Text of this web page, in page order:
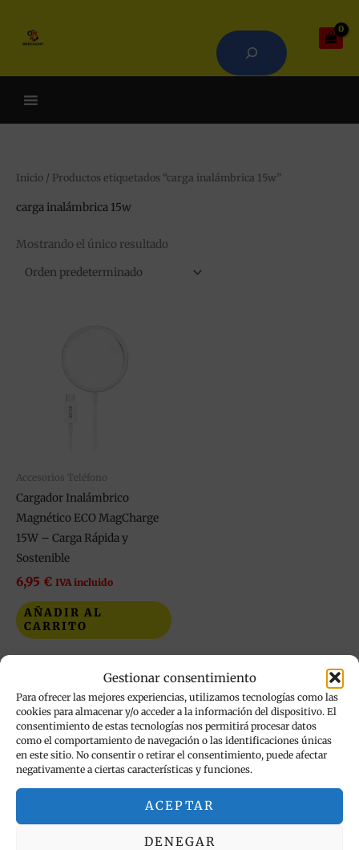
Gestionar consentimiento
Para ofrecer las mejores experiencias, utilizamos tecnologías como las
cookies para almacenar y/o acceder a la información del dispositivo. El
consentimiento de estas tecnologías nos permitirá procesar datos
como el comportamiento de navegación o las identificaciones únicas
en este sitio. No consentir o retirar el consentimiento, puede afectar
negativamente a ciertas características y funciones.
ACEPTAR
DENEGAR
contenido
Inicio / Productos etiquetados “carga inalámbrica 15w”
carga inalámbrica 15w
Mostrando el único resultado
Accesorios Teléfono
Cargador Inalámbrico
Magnético ECO MagCharge
15W – Carga Rápida y
Sostenible
6,95 € IVA incluido
AÑADIR AL
CARRITO
INFORMACIÓN LEGAL